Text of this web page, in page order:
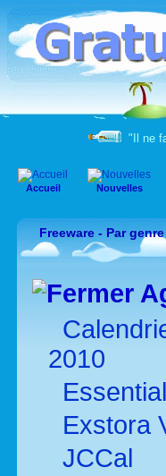
"Il ne
Accueil Nouvelles
Freeware - Par genre
2010
Exstora
JCCal